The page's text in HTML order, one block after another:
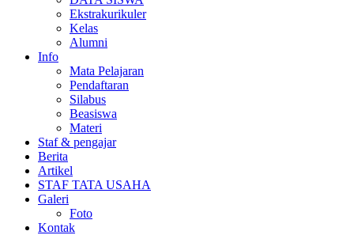
Ekstrakurikuler
Kelas
Alumni
Info
Mata Pelajaran
Pendaftaran
Silabus
Beasiswa
Materi
Staf & pengajar
Berita
Artikel
STAF TATA USAHA
Galeri
Foto
Kontak